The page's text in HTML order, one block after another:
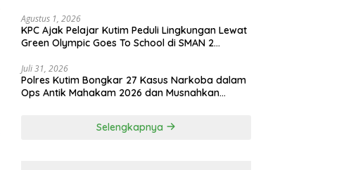
Agustus 1, 2026
KPC Ajak Pelajar Kutim Peduli Lingkungan Lewat
Green Olympic Goes To School di SMAN 2
Juli 31, 2026
Polres Kutim Bongkar 27 Kasus Narkoba dalam
Ops Antik Mahakam 2026 dan Musnahkan
Selengkapnya